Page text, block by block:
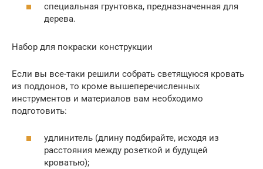
специальная грунтовка, предназначенная для
дерева.
Набор для покраски конструкции
Если вы все-таки решили собрать светящуюся кровать
из поддонов, то кроме вышеперечисленных
инструментов и материалов вам необходимо
подготовить:
удлинитель (длину подбирайте, исходя из
расстояния между розеткой и будущей
кроватью);